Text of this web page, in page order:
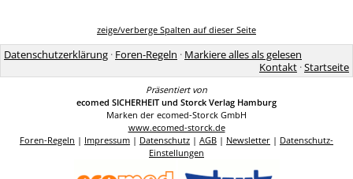
zeige/verberge Spalten auf dieser Seite
Datenschutzerklärung · Foren-Regeln · Markiere alles als gelesen
Kontakt ·Startseite
Präsentiert von
ecomed SICHERHEIT und Storck Verlag Hamburg
Marken der ecomed-Storck GmbH
www.ecomed-storck.de
Foren-Regeln | Impressum | Datenschutz | AGB | Newsletter | Datenschutz-
Einstellungen